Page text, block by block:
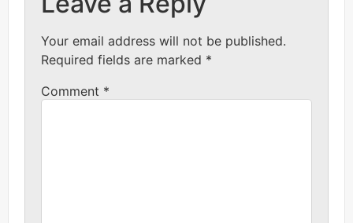
Your email address will not be published.
Required fields are marked *
Comment *